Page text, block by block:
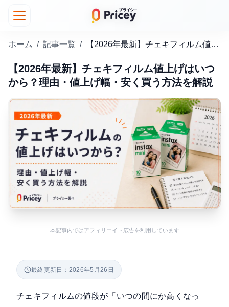
ホーム / 記事一覧 / 【2026年最新】チェキフィルム値上げはいつから？理由・値上げ幅・安く買う方法を解説
【2026年最新】チェキフィルム値上げはいつ
から？理由・値上げ幅・安く買う方法を解説
本記事内ではアフィリエイト広告を利用しています
最終更新日：2026年5月26日
チェキフィルムの値段が「いつの間にか高くなっ